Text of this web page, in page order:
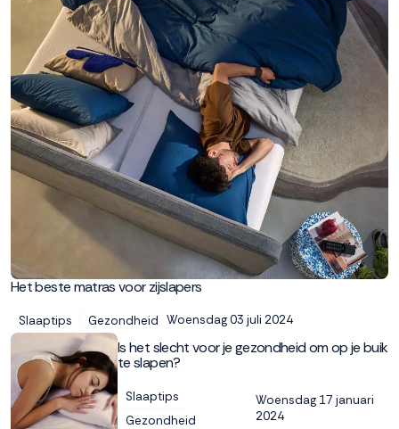
Het beste matras voor zijslapers
Slaaptips Gezondheid Woensdag 03 juli 2024
Is het slecht voor je gezondheid om op je buik
te slapen?
Slaaptips
Gezondheid
Woensdag 17 januari
2024